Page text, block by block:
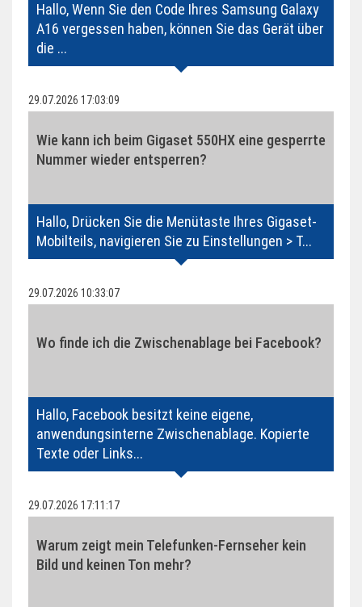
Hallo, Wenn Sie den Code Ihres Samsung Galaxy
A16 vergessen haben, können Sie das Gerät über
die ...
29.07.2026 17:03:09
Wie kann ich beim Gigaset 550HX eine gesperrte
Nummer wieder entsperren?
Hallo, Drücken Sie die Menütaste Ihres Gigaset-
Mobilteils, navigieren Sie zu Einstellungen > T...
29.07.2026 10:33:07
Wo finde ich die Zwischenablage bei Facebook?
Hallo, Facebook besitzt keine eigene,
anwendungsinterne Zwischenablage. Kopierte
Texte oder Links...
29.07.2026 17:11:17
Warum zeigt mein Telefunken-Fernseher kein
Bild und keinen Ton mehr?